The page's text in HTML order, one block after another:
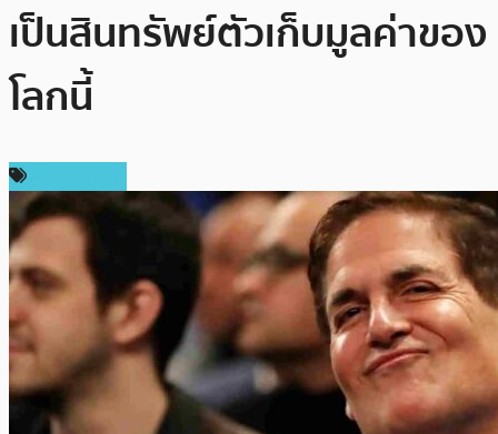
เป็นสินทรัพย์ตัวเก็บมูลค่าของ
โลกนี้